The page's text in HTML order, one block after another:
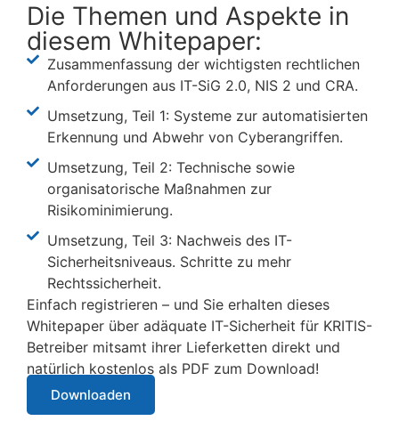
Die Themen und Aspekte in
diesem Whitepaper:
Zusammenfassung der wichtigsten rechtlichen
Anforderungen aus IT-SiG 2.0, NIS 2 und CRA.
Umsetzung, Teil 1: Systeme zur automatisierten
Erkennung und Abwehr von Cyberangriffen.
Umsetzung, Teil 2: Technische sowie
organisatorische Maßnahmen zur
Risikominimierung.
Umsetzung, Teil 3: Nachweis des IT-
Sicherheitsniveaus. Schritte zu mehr
Rechtssicherheit.
Einfach registrieren – und Sie erhalten dieses
Whitepaper über adäquate IT-Sicherheit für KRITIS-
Betreiber mitsamt ihrer Lieferketten direkt und
natürlich kostenlos als PDF zum Download!
Downloaden